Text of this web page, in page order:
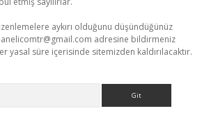
aykırı olduğunu düşündüğünüz
adresine bildirmeniz
yasal süre içerisinde sitemizden kaldırılacaktır.